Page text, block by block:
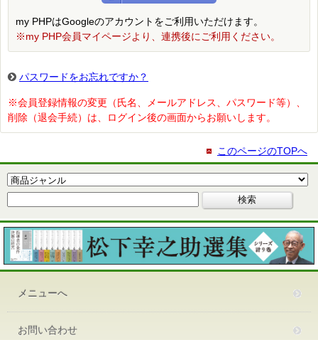
my PHPはGoogleのアカウントをご利用いただけます。
※my PHP会員マイページより、連携後にご利用ください。
パスワードをお忘れですか？
※会員登録情報の変更（氏名、メールアドレス、パスワード等）、
削除（退会手続）は、ログイン後の画面からお願いします。
このページのTOPへ
メニューへ
お問い合わせ